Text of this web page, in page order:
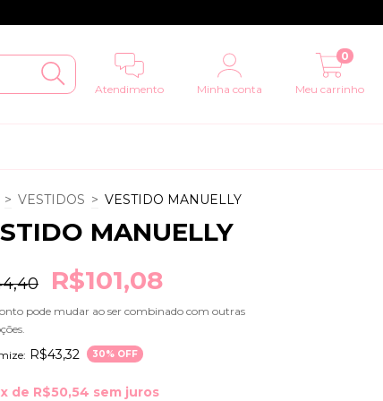
Atendimento Minha conta Meu carrinho
0
> VESTIDOS > VESTIDO MANUELLY
MANUELLY
R$101,08
pode mudar ao ser combinado com outras
R$43,32 30% OFF
x de R$50,54 sem juros